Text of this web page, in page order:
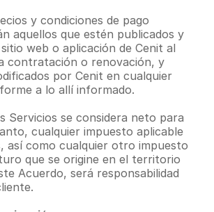
y condiciones de pago
aquellos que estén publicados y
web o aplicación de Cenit al
contratación o renovación, y
por Cenit en cualquier
a lo allí informado.
Servicios se considera neto para
cualquier impuesto aplicable
así como cualquier otro impuesto
que se origine en el territorio
Acuerdo, será responsabilidad